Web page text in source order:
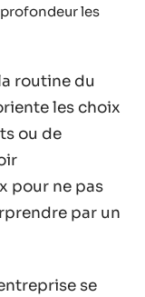
les
routine du
les choix
ou de
pour ne pas
par un
se